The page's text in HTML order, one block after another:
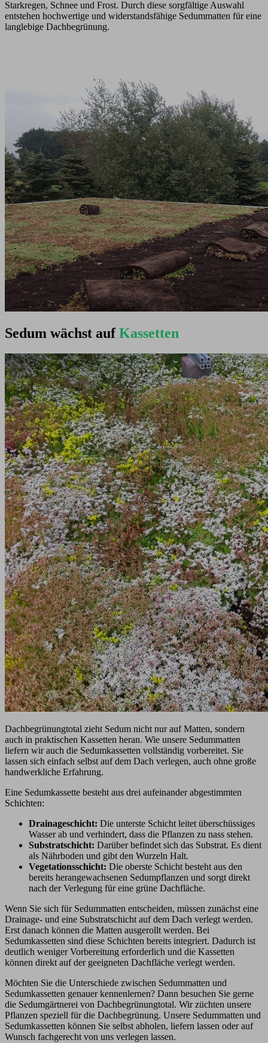
Starkregen, Schnee und Frost. Durch diese sorgfältige Auswahl
entstehen hochwertige und widerstandsfähige Sedummatten für eine
langlebige Dachbegrünung.
Sedum wächst aufKassetten
Dachbegrünungtotal zieht Sedum nicht nur auf Matten, sondern
auch in praktischen Kassetten heran. Wie unsere Sedummatten
liefern wir auch die Sedumkassetten vollständig vorbereitet. Sie
lassen sich einfach selbst auf dem Dach verlegen, auch ohne große
handwerkliche Erfahrung.
Eine Sedumkassette besteht aus drei aufeinander abgestimmten
Schichten:
Drainageschicht: Die unterste Schicht leitet überschüssiges
Wasser ab und verhindert, dass die Pflanzen zu nass stehen.
Substratschicht: Darüber befindet sich das Substrat. Es dient
als Nährboden und gibt den Wurzeln Halt.
Vegetationsschicht: Die oberste Schicht besteht aus den
bereits herangewachsenen Sedumpflanzen und sorgt direkt
nach der Verlegung für eine grüne Dachfläche.
Wenn Sie sich für Sedummatten entscheiden, müssen zunächst eine
Drainage- und eine Substratschicht auf dem Dach verlegt werden.
Erst danach können die Matten ausgerollt werden. Bei
Sedumkassetten sind diese Schichten bereits integriert. Dadurch ist
deutlich weniger Vorbereitung erforderlich und die Kassetten
können direkt auf der geeigneten Dachfläche verlegt werden.
Möchten Sie die Unterschiede zwischen Sedummatten und
Sedumkassetten genauer kennenlernen? Dann besuchen Sie gerne
die Sedumgärtnerei von Dachbegrünungtotal. Wir züchten unsere
Pflanzen speziell für die Dachbegrünung. Unsere Sedummatten und
Sedumkassetten können Sie selbst abholen, liefern lassen oder auf
Wunsch fachgerecht von uns verlegen lassen.